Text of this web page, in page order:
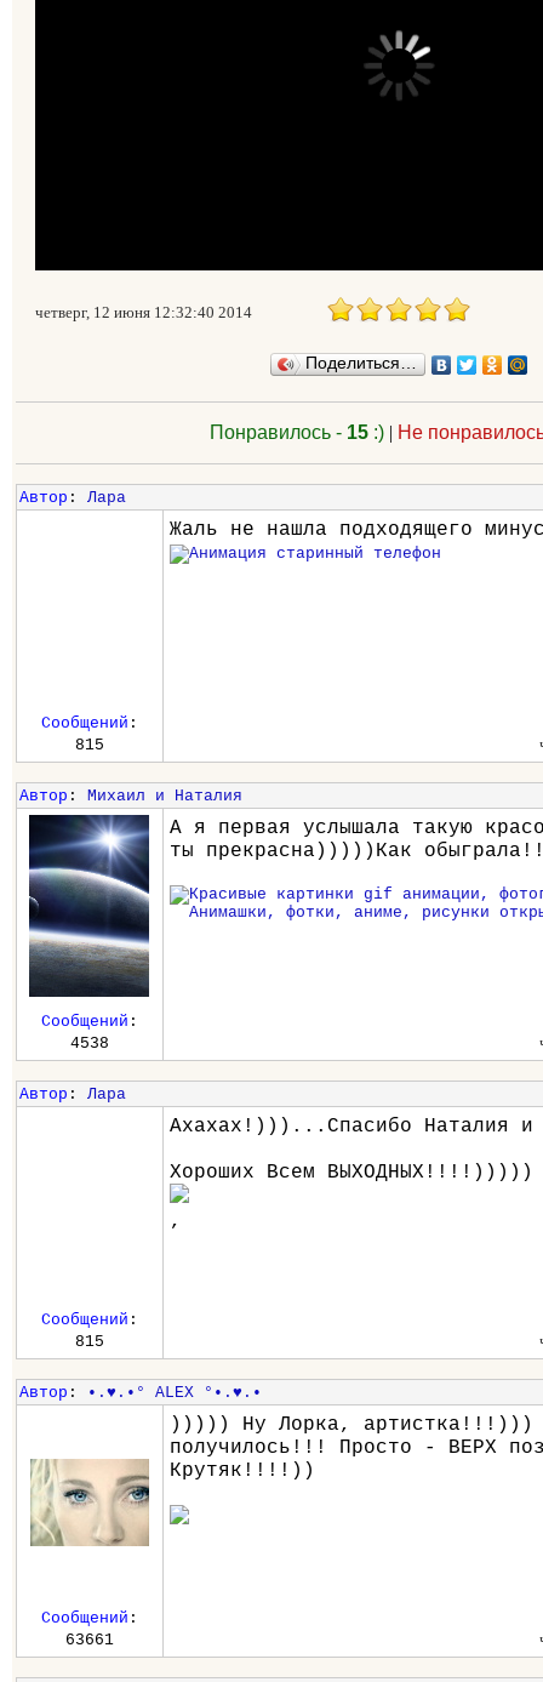
четверг, 12 июня 12:32:40 2014
Поделиться…
Понравилось - 15 :) | Не
Автор : Лара
Жаль не нашла подходящего
Сообщений :
815
Автор : Михаил и Наталия
А я первая услышала такую
ты прекрасна)))))Как
Сообщений :
4538
Автор : Лара
Ахахах!)))...Спасибо Наталия
Хороших Всем ВЫХОДНЫХ!!!!)))))
,
Сообщений :
815
Автор : •.♥.•° ALEX °•.♥.•
))))) Ну Лорка, артистка!!!)))
получилось!!! Просто - ВЕРХ
Крутяк!!!!))
Сообщений :
63661